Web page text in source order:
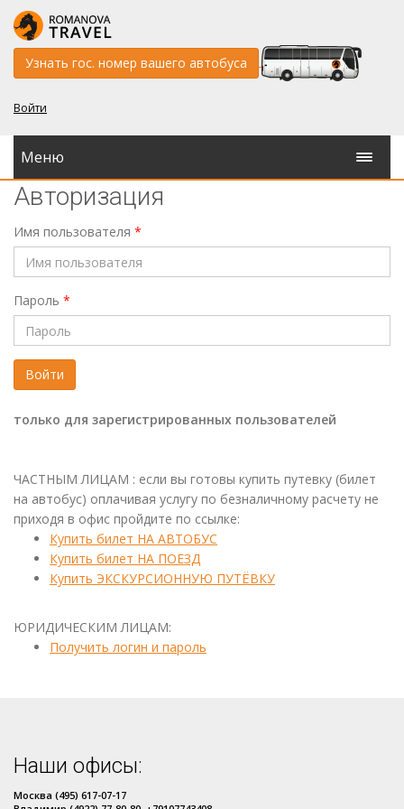
Узнать гос. номер вашего автобуса
Войти
Меню
Авторизация
Имя пользователя *
Пароль *
Войти
только для зарегистрированных пользователей
ЧАСТНЫМ ЛИЦАМ : если вы готовы купить путевку (билет
на автобус) оплачивая услугу по безналичному расчету не
приходя в офис пройдите по ссылке:
Купить билет НА АВТОБУС
Купить билет НА ПОЕЗД
Купить ЭКСКУРСИОННУЮ ПУТЁВКУ
ЮРИДИЧЕСКИМ ЛИЦАМ:
Получить логин и пароль
Наши офисы:
Москва (495) 617-07-17